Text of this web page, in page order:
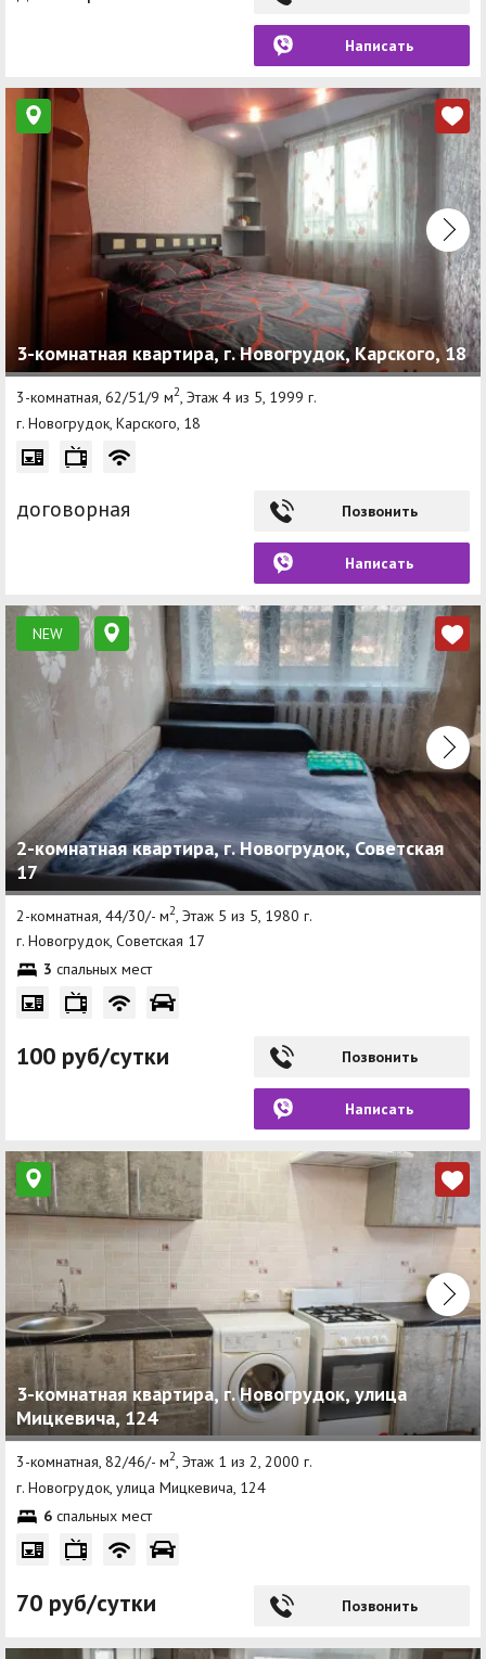
Написать
3-комнатная квартира, г. Новогрудок, Карского, 18
3-комнатная, 62/51/9 м2, Этаж 4 из 5, 1999 г.
г. Новогрудок, Карского, 18
договорная Позвонить
Написать
NEW
2-комнатная квартира, г. Новогрудок, Советская
17
2-комнатная, 44/30/- м2 , Этаж 5 из 5, 1980 г.
г. Новогрудок, Советская 17
3 спальных мест
100 руб/сутки Позвонить
Написать
3-комнатная квартира, г. Новогрудок, улица
Мицкевича, 124
3-комнатная, 82/46/- м2, Этаж 1 из 2, 2000 г.
г. Новогрудок, улица Мицкевича, 124
6 спальных мест
70 руб/сутки Позвонить